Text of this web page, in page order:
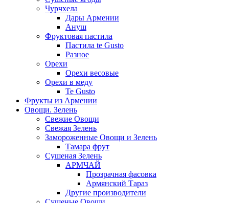
Чурчхела
Дары Армении
Ануш
Фруктовая пастила
Пастила te Gusto
Разное
Орехи
Орехи весовые
Орехи в меду
Te Gusto
Фрукты из Армении
Овощи. Зелень
Свежие Овощи
Свежая Зелень
Замороженные Овощи и Зелень
Тамара фрут
Сушеная Зелень
АРМЧАЙ
Прозрачная фасовка
Армянский Тараз
Другие производители